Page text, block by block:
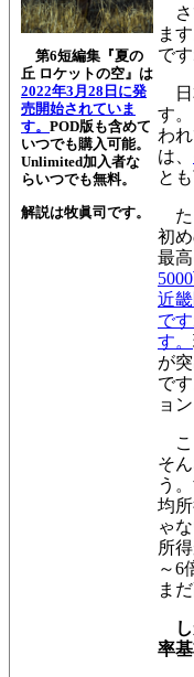
第6短編集『夏の
丘 ロケットの空』は
2022年3月28日に発
売開始されていま
す。 POD版も含めて
いつでも購入可能。
Unlimited加入者な
らいつでも無料。
解説は牧眞司です。
さ
ま
です
日
す
わ
は、
と
た
初
最
近
で
す。
が
で
ョ
こ
そ
う
均
ゃ
所
～6
ま
し
率